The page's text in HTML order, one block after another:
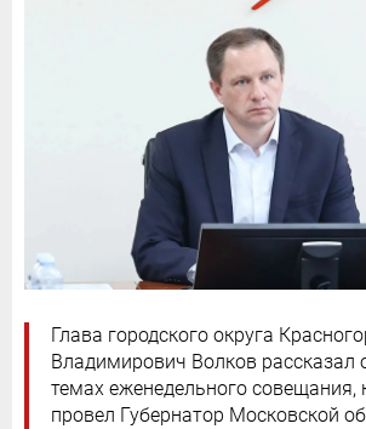
Глава городского округа
Владимирович Волков рассказал
темах еженедельного совещания,
провел Губернатор Московской